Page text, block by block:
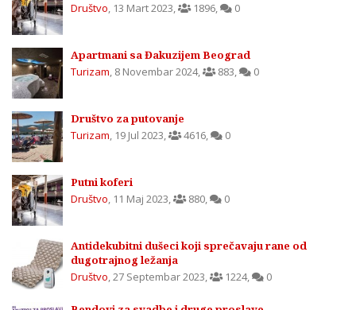
Društvo, 13 Mart 2023, 1896, 0
Apartmani sa Đakuzijem Beograd
Turizam, 8 Novembar 2024, 883, 0
Društvo za putovanje
Turizam, 19 Jul 2023, 4616, 0
Putni koferi
Društvo, 11 Maj 2023, 880, 0
Antidekubitni dušeci koji sprečavaju rane od
dugotrajnog ležanja
Društvo,27 Septembar 2023, 1224, 0